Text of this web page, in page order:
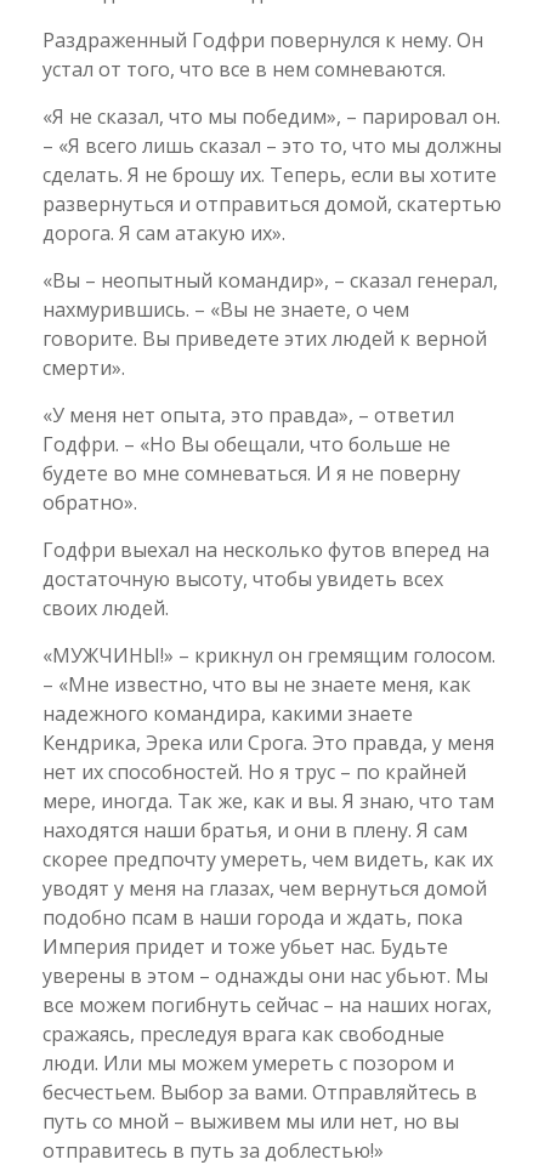
Раздраженный Годфри повернулся к нему. Он
устал от того, что все в нем сомневаются.
«Я не сказал, что мы победим», – парировал он.
– «Я всего лишь сказал – это то, что мы должны
сделать. Я не брошу их. Теперь, если вы хотите
развернуться и отправиться домой, скатертью
дорога. Я сам атакую их».
«Вы – неопытный командир», – сказал генерал,
нахмурившись. – «Вы не знаете, о чем
говорите. Вы приведете этих людей к верной
смерти».
«У меня нет опыта, это правда», – ответил
Годфри. – «Но Вы обещали, что больше не
будете во мне сомневаться. И я не поверну
обратно».
Годфри выехал на несколько футов вперед на
достаточную высоту, чтобы увидеть всех
своих людей.
«МУЖЧИНЫ!» – крикнул он гремящим голосом.
– «Мне известно, что вы не знаете меня, как
надежного командира, какими знаете
Кендрика, Эрека или Срога. Это правда, у меня
нет их способностей. Но я трус – по крайней
мере, иногда. Так же, как и вы. Я знаю, что там
находятся наши братья, и они в плену. Я сам
скорее предпочту умереть, чем видеть, как их
уводят у меня на глазах, чем вернуться домой
подобно псам в наши города и ждать, пока
Империя придет и тоже убьет нас. Будьте
уверены в этом – однажды они нас убьют. Мы
все можем погибнуть сейчас – на наших ногах,
сражаясь, преследуя врага как свободные
люди. Или мы можем умереть с позором и
бесчестьем. Выбор за вами. Отправляйтесь в
путь со мной – выживем мы или нет, но вы
отправитесь в путь за доблестью!»